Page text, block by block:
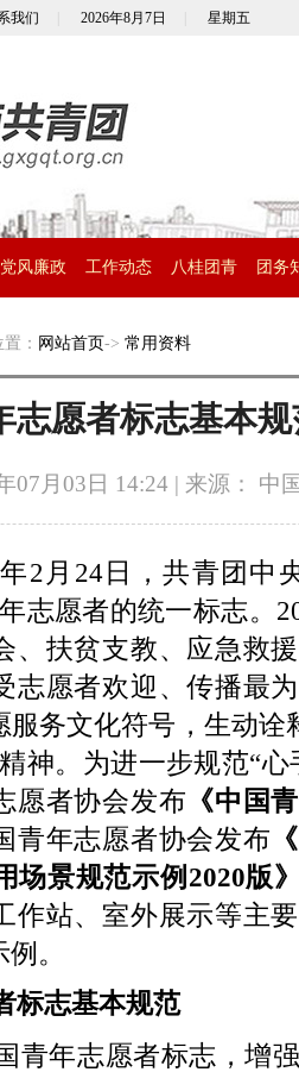
我们 2026年8月7日 星期五
党风廉政 工作动态 八桂团青 团务
： 网站首页-> 常用资料
志愿者标志基本
07月03日 14:24 | 来源： 中
年2月24日，共青团中
志愿者的统一标志。
、扶贫支教、应急救
志愿者欢迎、传播最
服务文化符号，生动诠
神。为进一步规范“
愿者协会发布 《中国
青年志愿者协会发布
场景规范示例2020版
作站、室外展示等主
。
标志基本规范
青年志愿者标志，增